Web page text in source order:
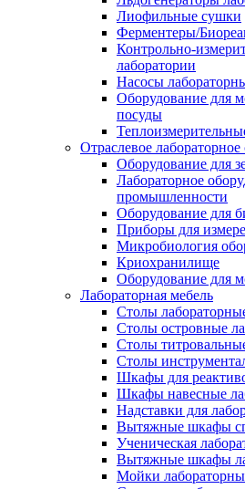
Лиофильные сушки
Ферментеры/
Контрольно-
лаборатории
Насосы
Оборудование для
посуды
Отраслевое
Оборудование для
Лабораторное
промышленности
Оборудование для
Приборы для
Микробиология
Криохранилище
Оборудование для
Лабораторная мебель
Столы
Столы островные
Столы
Столы
Шкафы для
Шкафы навесные
Надставки для
Вытяжные шкафы
Ученическая
Вытяжные шкафы
Мойки